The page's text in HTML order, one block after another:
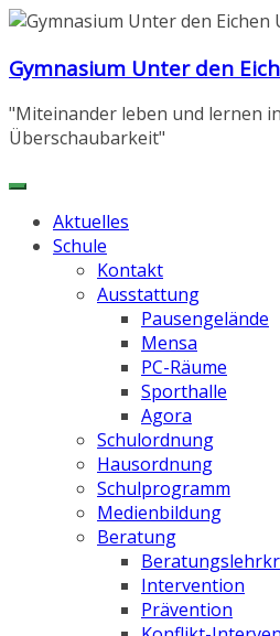
Zum
springen
Gymnasium Unter den
"Miteinander leben und lernen
Überschaubarkeit"
Aktuelles
Schule
Kontakt
Ausstattung
Pausengelände
Mensa
PC-Räume
Sporthalle
Agora
Schulordnung
Hausordnung
Schulprogramm
Medienbildung
Beratung
Intervention
Prävention